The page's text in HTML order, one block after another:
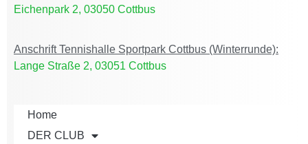
Eichenpark 2, 03050 Cottbus
Anschrift Tennishalle Sportpark Cottbus (Winterrunde):
Lange Straße 2, 03051 Cottbus
Home
DER CLUB